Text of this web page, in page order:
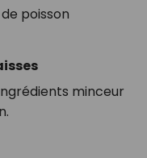
poisson
minceur